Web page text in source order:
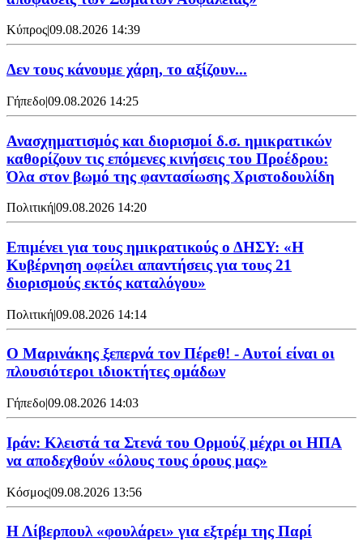
Κύπρος|09.08.2026 14:39
Δεν τους κάνουμε χάρη, το αξίζουν...
Γήπεδο|09.08.2026 14:25
Ανασχηματισμός και διορισμοί δ.σ. ημικρατικών
καθορίζουν τις επόμενες κινήσεις του Προέδρου:
Όλα στον βωμό της φαντασίωσης Χριστοδουλίδη
Πολιτική|09.08.2026 14:20
Επιμένει για τους ημικρατικούς ο ΔΗΣΥ: «Η
Κυβέρνηση οφείλει απαντήσεις για τους 21
διορισμούς εκτός καταλόγου»
Πολιτική|09.08.2026 14:14
Ο Μαρινάκης ξεπερνά τον Πέρεθ! - Αυτοί είναι οι
πλουσιότεροι ιδιοκτήτες ομάδων
Γήπεδο|09.08.2026 14:03
Ιράν: Κλειστά τα Στενά του Ορμούζ μέχρι οι ΗΠΑ
να αποδεχθούν «όλους τους όρους μας»
Κόσμος|09.08.2026 13:56
Η Λίβερπουλ «φουλάρει» για εξτρέμ της Παρί